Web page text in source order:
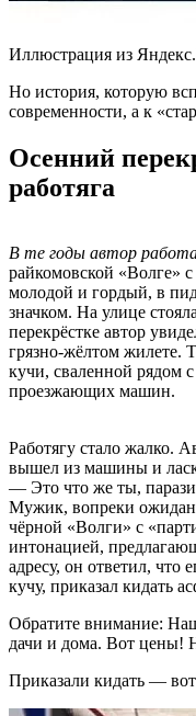
Иллюстрация из
Но история, которую
современности, а к
Осенний
работяга
В те годы автор
райкомовской «Волге»
молодой и гордый, в
значком. На улице
перекрёстке автор
грязно-жёлтом жилете.
кучи, сваленной рядом
проезжающих машин.
Работягу стало жалко.
вышел из машины и
— Это что же ты,
Мужик, вопреки
чёрной «Волги» с
интонацией,
адресу, он ответил, что
кучу, приказал кидать
Обратите внимание:
дачи и дома. Вот цены!
Приказали кидать —